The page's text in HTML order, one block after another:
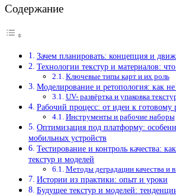
Содержание
Зачем планировать: концепция и
Технологии текстур и материалов:
Ключевые типы карт и их роль
Моделирование и ретопология: как
UV- развёртка и упаковка
Рабочий процесс: от идеи к готовому
Инструменты и рабочие наборы
Оптимизация под платформу:
мобильных устройств
Тестирование и контроль качества:
текстур и моделей
Методы деградации качества и
Истории из практики: опыт и уроки
Будущее текстур и моделей: